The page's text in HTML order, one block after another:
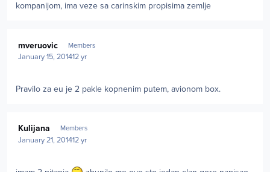
kompanijom, ima veze sa carinskim propisima zemlje
mveruovic Members
January 15, 201412 yr
Pravilo za eu je 2 pakle kopnenim putem, avionom box.
Kulijana Members
January 21, 201412 yr